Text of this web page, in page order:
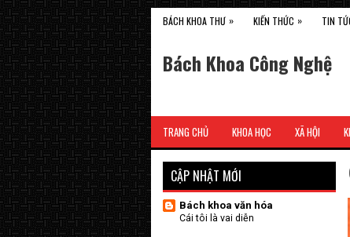
BÁCH KHOA THƯ » KIẾN THỨC » TIN
Bách Khoa Công Nghệ
TRANG CHỦ KHOA HỌC XÃ HỘI
CẬP NHẬT MỚI
Bách khoa văn hóa
Cái tôi là vai diễn